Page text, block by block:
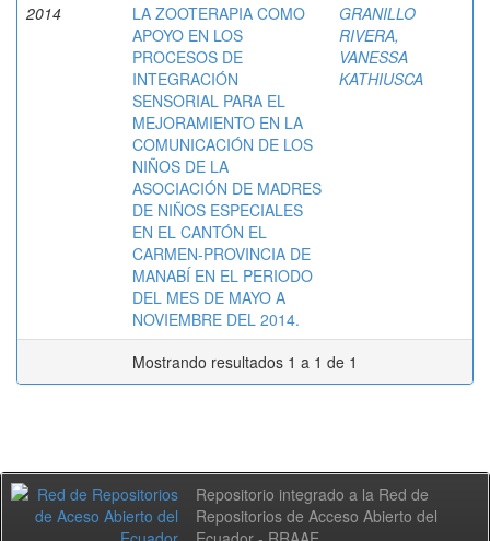
2014
LA ZOOTERAPIA COMO
APOYO EN LOS
PROCESOS DE
INTEGRACIÓN
SENSORIAL PARA EL
MEJORAMIENTO EN LA
COMUNICACIÓN DE LOS
NIÑOS DE LA
ASOCIACIÓN DE MADRES
DE NIÑOS ESPECIALES
EN EL CANTÓN EL
CARMEN-PROVINCIA DE
MANABÍ EN EL PERIODO
DEL MES DE MAYO A
NOVIEMBRE DEL 2014.
GRANILLO
RIVERA,
VANESSA
KATHIUSCA
Mostrando resultados 1 a 1 de 1
Repositorio integrado a la Red de
Repositorios de Acceso Abierto del